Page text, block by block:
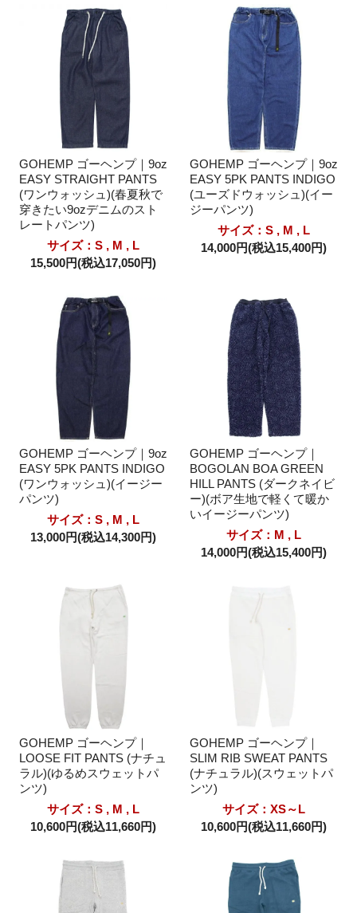
GOHEMP ゴーヘンプ｜9oz
EASY STRAIGHT PANTS
(ワンウォッシュ)(春夏秋で
穿きたい9ozデニムのスト
レートパンツ)
サイズ：S , M , L
15,500円(税込17,050円)
GOHEMP ゴーヘンプ｜9oz
EASY 5PK PANTS INDIGO
(ユーズドウォッシュ)(イー
ジーパンツ)
サイズ：S , M , L
14,000円(税込15,400円)
GOHEMP ゴーヘンプ｜9oz
EASY 5PK PANTS INDIGO
(ワンウォッシュ)(イージー
パンツ)
サイズ：S , M , L
13,000円(税込14,300円)
GOHEMP ゴーヘンプ｜
BOGOLAN BOA GREEN
HILL PANTS (ダークネイビ
ー)(ボア生地で軽くて暖か
いイージーパンツ)
サイズ：M , L
14,000円(税込15,400円)
GOHEMP ゴーヘンプ｜
LOOSE FIT PANTS (ナチュ
ラル)(ゆるめスウェットパ
ンツ)
サイズ：S , M , L
10,600円(税込11,660円)
GOHEMP ゴーヘンプ｜
SLIM RIB SWEAT PANTS
(ナチュラル)(スウェットパ
ンツ)
サイズ：XS～L
10,600円(税込11,660円)